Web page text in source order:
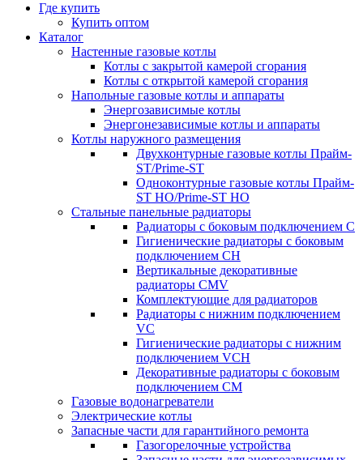
Где купить
Купить оптом
Каталог
Настенные газовые котлы
Котлы с закрытой камерой сгорания
Котлы с открытой камерой сгорания
Напольные газовые котлы и аппараты
Энергозависимые котлы
Энергонезависимые котлы и аппараты
Котлы наружного размещения
Двухконтурные газовые котлы Прайм-
ST/Prime-ST
Одноконтурные газовые котлы Прайм-
ST HO/Prime-ST HO
Стальные панельные радиаторы
Радиаторы c боковым подключением C
Гигиенические радиаторы c боковым
подключением CH
Вертикальные декоративные
радиаторы CMV
Комплектующие для радиаторов
Радиаторы c нижним подключением
VC
Гигиенические радиаторы c нижним
подключением VCH
Декоративные радиаторы с боковым
подключением CM
Газовые водонагреватели
Электрические котлы
Запасные части для гарантийного ремонта
Газогорелочные устройства